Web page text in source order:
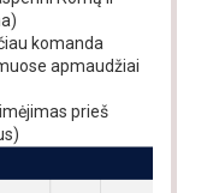
komanda
apmaudžiai
prieš